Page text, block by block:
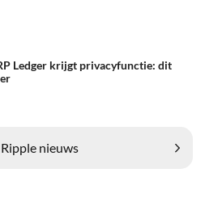
Ledger krijgt privacyfunctie: dit
nieuws